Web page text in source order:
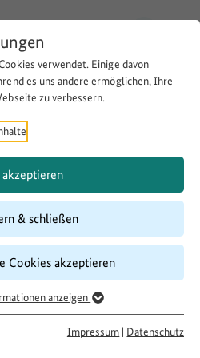
verwendet. Einige davon
es uns andere ermöglichen, Ihre
zu verbessern.
& schließen
Cookies akzeptieren
anzeigen
Impressum | Datenschutz
für
schon auf dem
höher sind